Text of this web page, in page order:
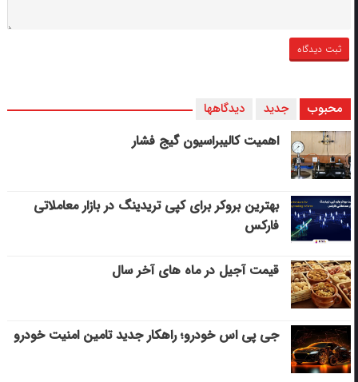
محبوب جدید دیدگاهها
اهمیت کالیبراسیون گیج فشار
بهترین بروکر برای کپی‌ تریدینگ در بازار معاملاتی
فارکس
قیمت آجیل در ماه های آخر سال
جی پی اس خودرو؛ راهکار جدید تامین امنیت خودرو